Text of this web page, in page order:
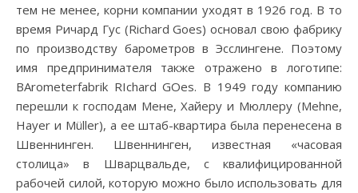
тем не менее, корни компании уходят в 1926 год. В то
время Ричард Гус (Richard Goes) основал свою фабрику
по производству барометров в Эсслингене. Поэтому
имя предпринимателя также отражено в логотипе:
BArometerfabrik RIchard GOes. В 1949 году компанию
перешли к господам Мене, Хайеру и Мюллеру (Mehne,
Hayer и Müller), а ее штаб-квартира была перенесена в
Швеннинген. Швеннинген, известная «часовая
столица» в Шварцвальде, с квалифицированной
рабочей силой, которую можно было использовать для